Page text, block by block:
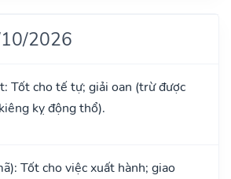
2026
Tốt cho tế tự; giải oan (trừ được
kỵ động thổ).
Tốt cho việc xuất hành; giao